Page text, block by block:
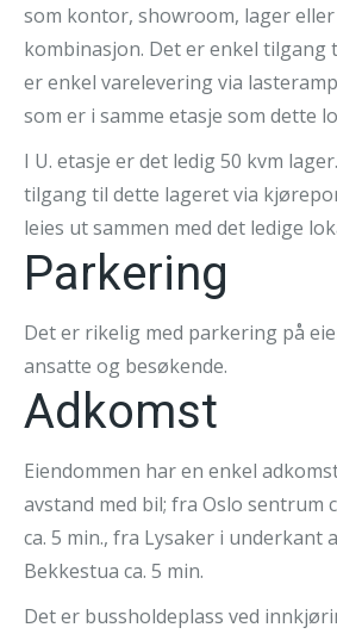
som kontor, showroom, lager
kombinasjon. Det er enkel tilgang
er enkel varelevering via
som er i samme etasje som dette
I U. etasje er det ledig 50 kvm
tilgang til dette lageret via
leies ut sammen med det ledige
Parkering
Det er rikelig med parkering på
ansatte og besøkende.
Adkomst
Eiendommen har en enkel
avstand med bil; fra Oslo sentrum
ca. 5 min., fra Lysaker i underkant
Bekkestua ca. 5 min.
Det er bussholdeplass ved